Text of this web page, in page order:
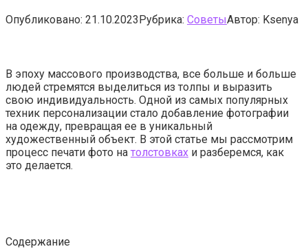
Опубликовано: 21.10.2023Рубрика: CоветыАвтор: Ksenya
В эпоху массового производства, все больше и больше
людей стремятся выделиться из толпы и выразить
свою индивидуальность. Одной из самых популярных
техник персонализации стало добавление фотографии
на одежду, превращая ее в уникальный
художественный объект. В этой статье мы рассмотрим
процесс печати фото на толстовках и разберемся, как
это делается.
Содержание